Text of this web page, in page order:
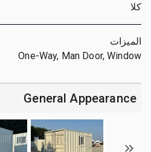
كلا
الميزات
One-Way, Man Door, Window
General Appearance